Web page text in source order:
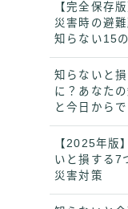
【完全保存
災害時の避
知らない15
知らないと
に？あなた
と今日から
【2025年版
いと損する7
災害対策